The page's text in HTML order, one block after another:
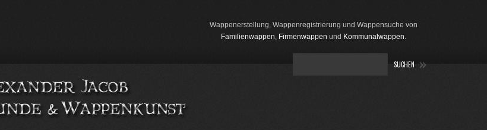
Wappenerstellung, Wappenregistrierung und Wappensuche von
Familienwappen, Firmenwappen und Kommunalwappen.